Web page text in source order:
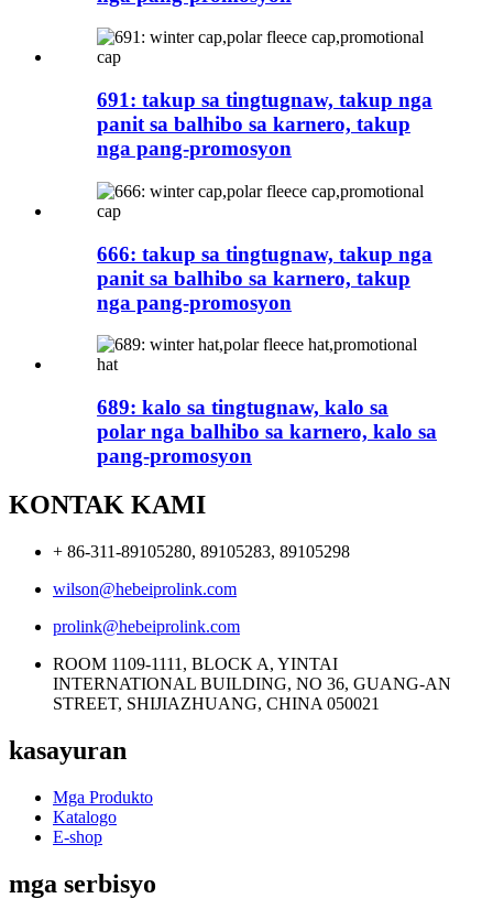
691: takup sa tingtugnaw, takup nga
panit sa balhibo sa karnero, takup
nga pang-promosyon
666: takup sa tingtugnaw, takup nga
panit sa balhibo sa karnero, takup
nga pang-promosyon
689: kalo sa tingtugnaw, kalo sa
polar nga balhibo sa karnero, kalo sa
pang-promosyon
KONTAK KAMI
+ 86-311-89105280, 89105283, 89105298
wilson@hebeiprolink.com
prolink@hebeiprolink.com
ROOM 1109-1111, BLOCK A, YINTAI
INTERNATIONAL BUILDING, NO 36, GUANG-AN
STREET, SHIJIAZHUANG, CHINA 050021
kasayuran
Mga Produkto
Katalogo
E-shop
mga serbisyo